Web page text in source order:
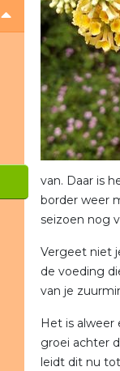
van. Daar is
border weer
seizoen nog
Vergeet niet
de voeding
van je
Het is
groei achter
leidt dit nu